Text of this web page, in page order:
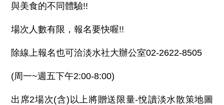
與美食的不同體驗!!
場次人數有限，報名要快喔!!
除線上報名也可洽淡水社大辦公室02-2622-8505
(周一~週五下午2:00-8:00)
出席2場次(含)以上將贈送限量-悅讀淡水散策地圖